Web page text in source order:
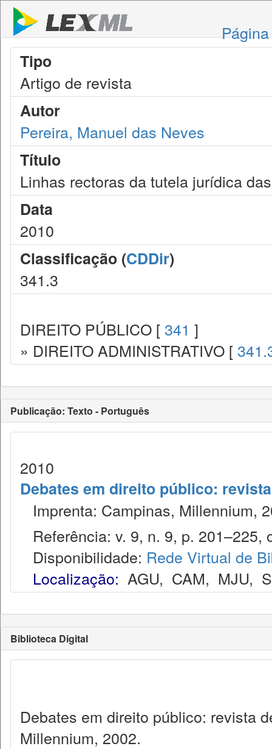
Tipo
Artigo de revista
Autor
Pereira, Manuel das Neves
Título
Linhas rectoras da tutela jurídica
Data
2010
Classificação (CDDir)
341.3
DIREITO PÚBLICO [ 341 ]
» DIREITO ADMINISTRATIVO [
Publicação: Texto - Português
2010
Debates em direito público:
Imprenta: Campinas, Millennium,
Referência: v. 9, n. 9, p. 201–225,
Disponibilidade: Rede Virtual de
Localização: AGU, CAM, MJU,
Biblioteca Digital
Debates em direito público: revista
Millennium, 2002.